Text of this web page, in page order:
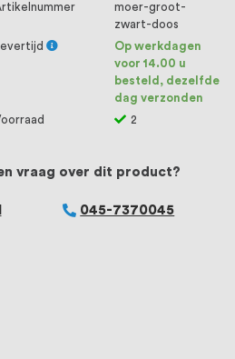
vraag over dit product?
045-7370045
moer-groot-
zwart-doos
Op werkdagen
voor 14.00 u
besteld, dezelfde
dag verzonden
2